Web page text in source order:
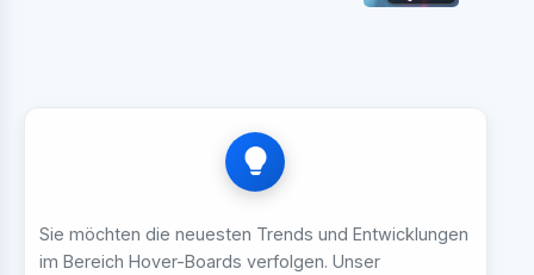
Sie möchten die neuesten Trends und Entwicklungen
im Bereich Hover-Boards verfolgen. Unser